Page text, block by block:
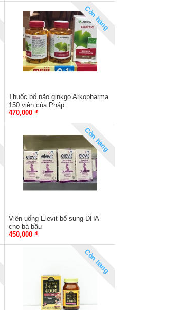
Còn hàng
Thuốc bổ não ginkgo Arkopharma
150 viên của Pháp
470,000 ₫
Còn hàng
Viên uống Elevit bổ sung DHA
cho bà bầu
450,000 ₫
Còn hàng